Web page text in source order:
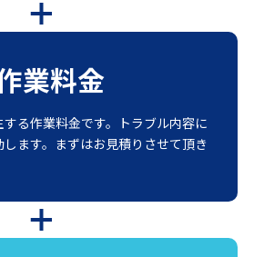
業料金
する作業料金です。トラブル内容に
ます。まずはお見積りさせて頂き